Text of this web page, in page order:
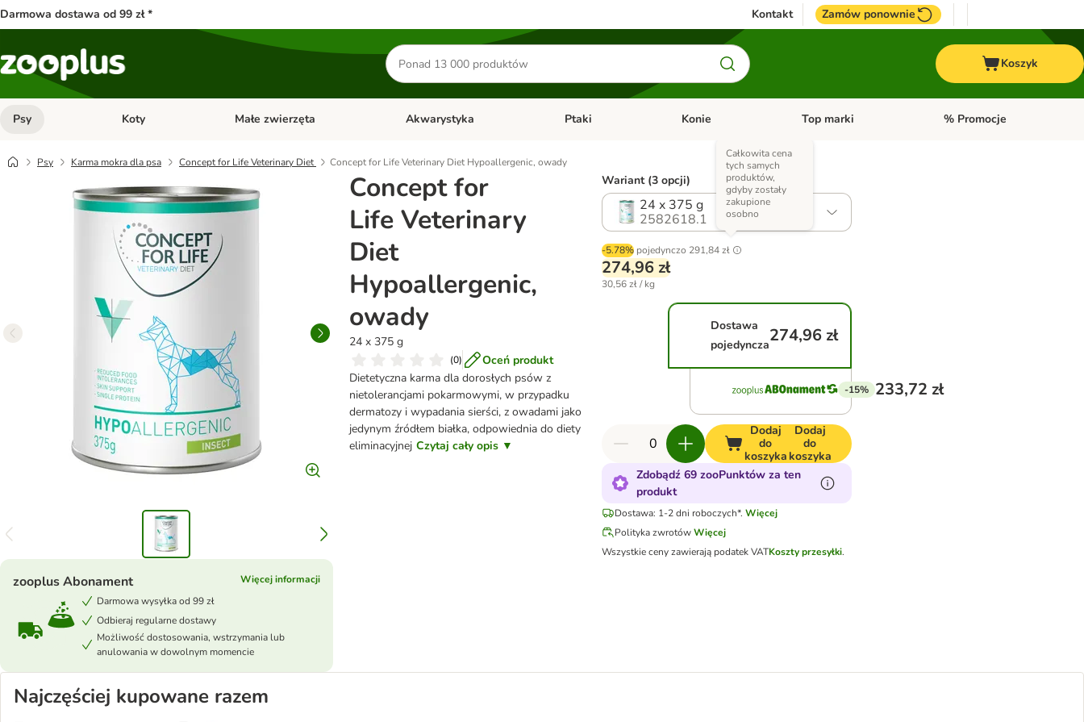
Darmowa dostawa od 99 zł * Kontakt Zamów ponownie
Szukaj
produktów
Koszyk
Psy Otwórz menu kategorii: Psy
Koty Otwórz menu kategorii: Koty
Małe zwierzęta Otwórz menu kategorii: Małe zwierzęta
Akwarystyka Otwórz menu kategorii: Akwarystyka
Ptaki Otwórz menu kategorii: Ptaki
Konie Otwórz menu kategorii: Konie
Top marki Otwórz menu kategorii: Top
% Promocje
Psy Karma mokra dla psa Concept for Life Veterinary Diet Concept for Life Veterinary Diet Hypoallergenic, owady
Concept for
Life Veterinary
Diet
Hypoallergenic,
owady
24 x 375 g
(0)
Oceń produkt
Dietetyczna karma dla dorosłych psów z
nietolerancjami pokarmowymi, w przypadku
dermatozy i wypadania sierści, z owadami jako
jedynym źródłem białka, odpowiednia do diety
eliminacyjnej Czytaj cały opis ▼
zooplus Abonament
Więcej informacji
Darmowa wysyłka od 99 zł
Odbieraj regularne dostawy
Możliwość dostosowania, wstrzymania lub
anulowania w dowolnym momencie
Wariant (3 opcji)
24 x 375 g
2582618.1
-5.78% pojedynczo 291,84 zł
Całkowita cena
tych samych
produktów,
gdyby zostały
zakupione
osobno
274,96 zł
30,56 zł / kg
Dostawa
pojedyncza274,96 zł
-15% 233,72 zł
Dodaj
do
koszyka
Dodaj
do
koszyka
Zdobądź 69 zooPunktów za ten
produkt
Dostawa: 1-2 dni roboczych*. Więcej
Polityka zwrotów Więcej
Wszystkie ceny zawierają podatek VATKoszty przesyłki.
Najczęściej kupowane razem